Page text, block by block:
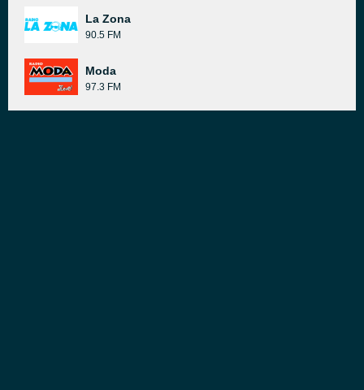
La Zona
90.5 FM
Moda
97.3 FM